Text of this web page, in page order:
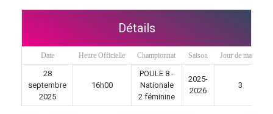
Détails
Date Heure Officielle Championnat Saison Jour de match
28
septembre
2025
16h00
POULE 8 -
Nationale
2 féminine
2025-
2026
3